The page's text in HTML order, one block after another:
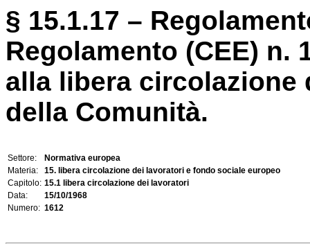
§ 15.1.17 –
Regolamento (CEE) n.
alla libera
della Comunità.
Settore:
Normativa europea
Materia:
15. libera circolazione dei lavoratori e fondo sociale europeo
Capitolo: 15.1 libera circolazione dei lavoratori
Data:
15/10/1968
Numero: 1612